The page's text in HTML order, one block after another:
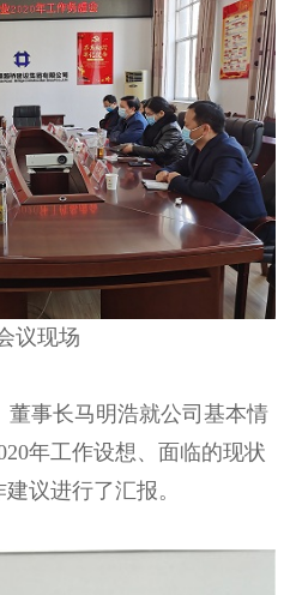
议现场
事长马明浩就公司基本情
年工作设想、面临的现状
议进行了汇报。